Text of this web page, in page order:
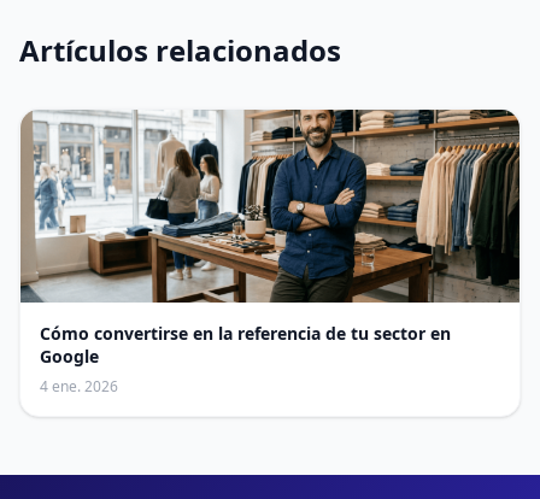
Artículos relacionados
Cómo convertirse en la referencia de tu sector en
Google
4 ene. 2026